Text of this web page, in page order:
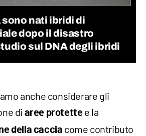
nati ibridi di
dopo il disastro
sul DNA degli ibridi
anche considerare gli
di aree protettee la
della caccia come contributo